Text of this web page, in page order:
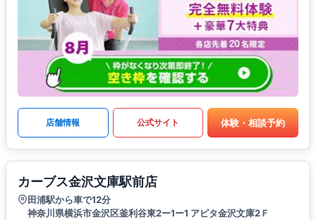
店舗情報 公式サイト 体験・相談予約
カーブス金沢文庫駅前店
田浦駅から車で12分
神奈川県横浜市金沢区釜利谷東2ー1ー1 アピタ金沢文庫2Ｆ